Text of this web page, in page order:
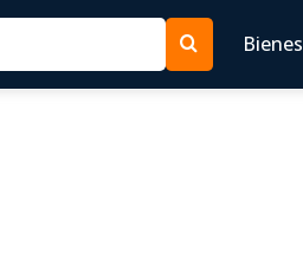
Bienes